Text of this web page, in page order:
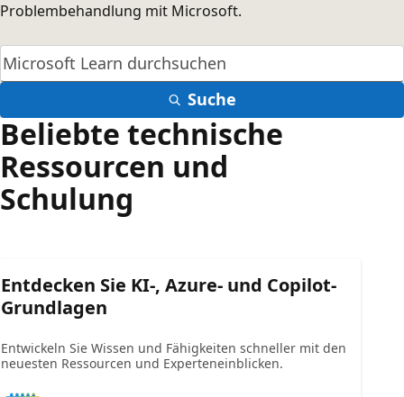
Problembehandlung mit Microsoft.
Suche
Beliebte technische
Ressourcen und
Schulung
Entdecken Sie KI-, Azure- und Copilot-
Grundlagen
Entwickeln Sie Wissen und Fähigkeiten schneller mit den
neuesten Ressourcen und Experteneinblicken.